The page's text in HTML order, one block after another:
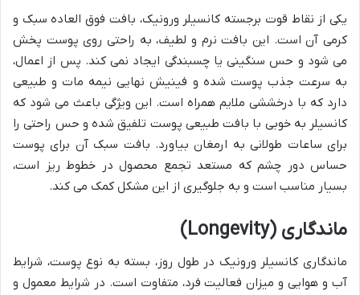
یکی از نقاط قوت برجسته کانسیلر ورونیک، بافت فوق العاده سبک و
کرمی آن است. این بافت نرم و لطیف، به راحتی روی پوست پخش
می شود و حس سنگینی یا چسبندگی ایجاد نمی کند. پس از اعمال،
به سرعت جذب پوست شده و فینیش نهایی نیمه مات و طبیعی
دارد که با درخششی ملایم همراه است. این ویژگی باعث می شود که
کانسیلر به خوبی با بافت طبیعی پوست تلفیق شده و حس راحتی را
برای ساعات طولانی به ارمغان بیاورد. بافت سبک آن برای پوست
حساس دور چشم که مستعد تجمع محصول در خطوط ریز است،
بسیار مناسب است و به جلوگیری از این مشکل کمک می کند.
ماندگاری (Longevity)
ماندگاری کانسیلر ورونیک در طول روز، بسته به نوع پوست، شرایط
آب و هوایی و میزان فعالیت فرد، متفاوت است. در شرایط معمول و